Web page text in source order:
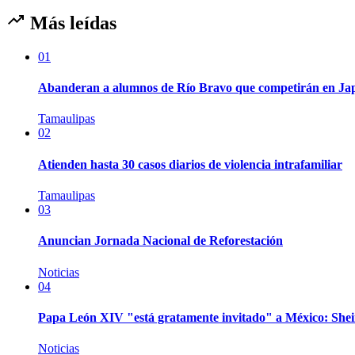
Más leídas
01
Abanderan a alumnos de Río Bravo que competirán en
Tamaulipas
02
Atienden hasta 30 casos diarios de violencia intrafamiliar
Tamaulipas
03
Anuncian Jornada Nacional de Reforestación
Noticias
04
Papa León XIV "está gratamente invitado" a México:
Noticias